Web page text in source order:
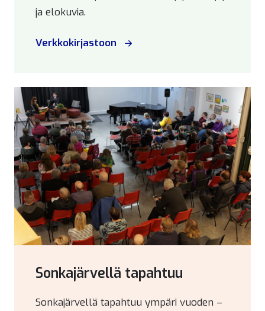
ja elokuvia.
Verkkokirjastoon
Sonkajärvellä tapahtuu
Sonkajärvellä tapahtuu ympäri vuoden –